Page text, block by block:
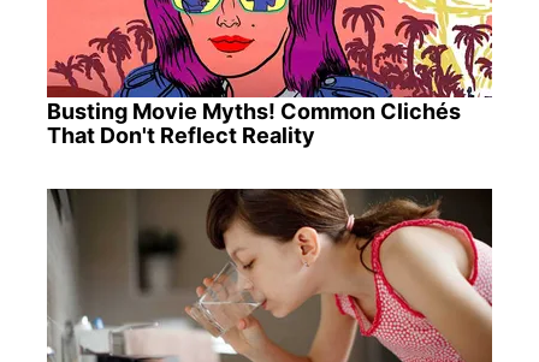
Busting Movie Myths! Common Clichés
That Don't Reflect Reality